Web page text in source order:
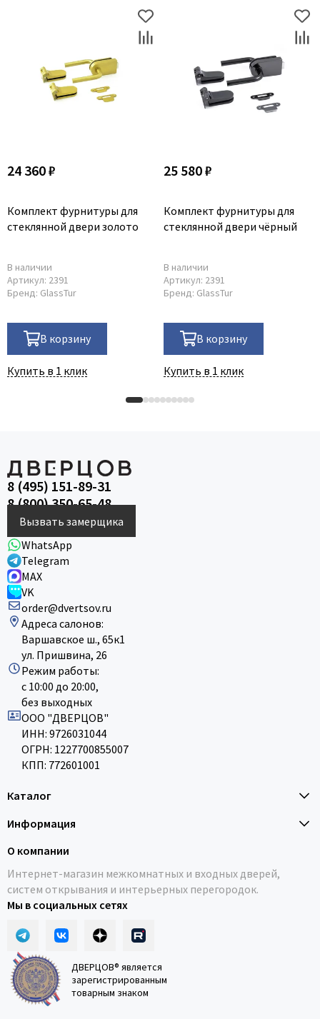
24 360 ₽
Комплект фурнитуры для
стеклянной двери золото
В наличии
Артикул: 2391
Бренд: GlassTur
В корзину
Купить в 1 клик
25 580 ₽
Комплект фурнитуры для
стеклянной двери чёрный
В наличии
Артикул: 2391
Бренд: GlassTur
В корзину
Купить в 1 клик
8 (495) 151-89-31
8 (800) 350-65-48
Вызвать замерщика
WhatsApp
Telegram
MAX
VK
order@dvertsov.ru
Адреса салонов:
Варшавское ш., 65к1
ул. Пришвина, 26
Режим работы:
с 10:00 до 20:00,
без выходных
ООО "ДВЕРЦОВ"
ИНН: 9726031044
ОГРН: 1227700855007
КПП: 772601001
Каталог
Информация
О компании
Интернет-магазин межкомнатных и входных дверей,
систем открывания и интерьерных перегородок.
Мы в социальных сетях
ДВЕРЦОВ® является
зарегистрированным
товарным знаком